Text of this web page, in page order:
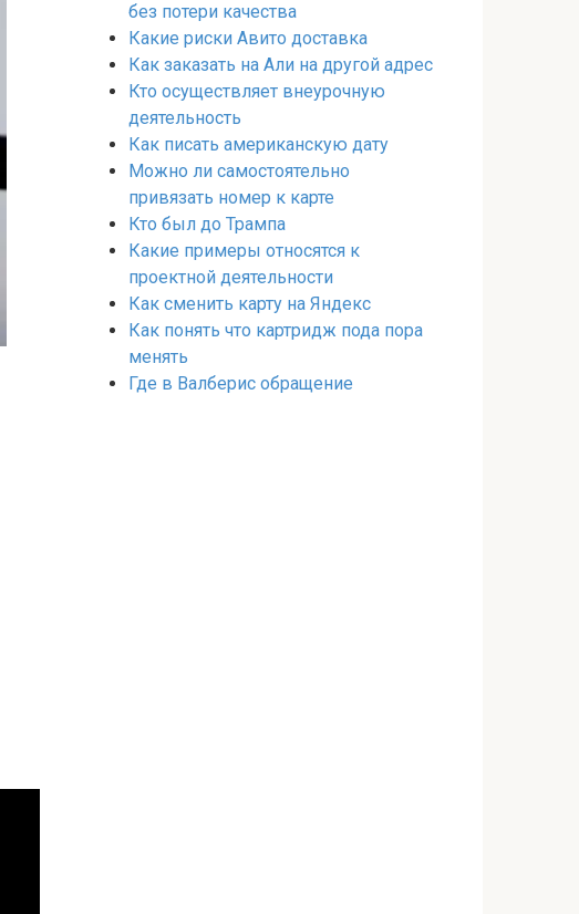
без потери качества
Какие риски Авито доставка
Как заказать на Али на другой адрес
Кто осуществляет внеурочную
деятельность
Как писать американскую дату
Можно ли самостоятельно
привязать номер к карте
Кто был до Трампа
Какие примеры относятся к
проектной деятельности
Как сменить карту на Яндекс
Как понять что картридж пода пора
менять
Где в Валберис обращение